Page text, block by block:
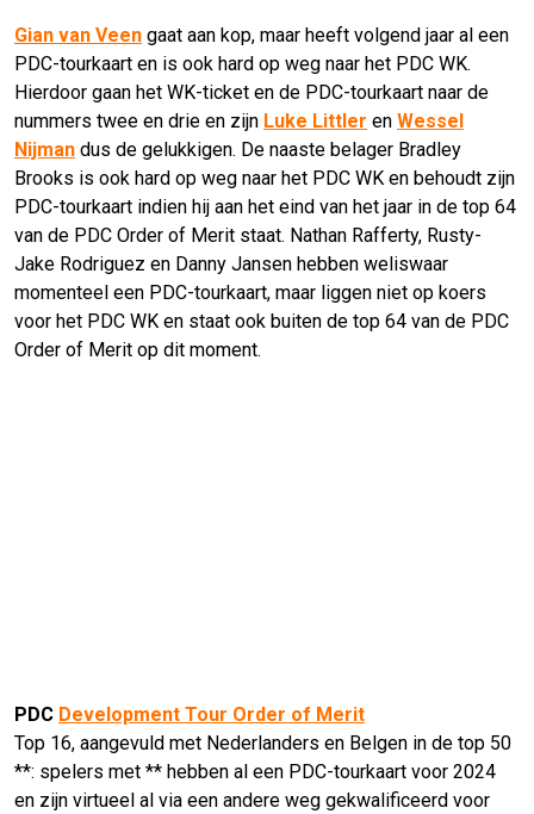
Gian van Veen gaat aan kop, maar heeft volgend jaar al een
PDC-tourkaart en is ook hard op weg naar het PDC WK.
Hierdoor gaan het WK-ticket en de PDC-tourkaart naar de
nummers twee en drie en zijn Luke Littler en Wessel
Nijman dus de gelukkigen. De naaste belager Bradley
Brooks is ook hard op weg naar het PDC WK en behoudt zijn
PDC-tourkaart indien hij aan het eind van het jaar in de top 64
van de PDC Order of Merit staat. Nathan Rafferty, Rusty-
Jake Rodriguez en Danny Jansen hebben weliswaar
momenteel een PDC-tourkaart, maar liggen niet op koers
voor het PDC WK en staat ook buiten de top 64 van de PDC
Order of Merit op dit moment.
PDC Development Tour Order of Merit
Top 16, aangevuld met Nederlanders en Belgen in de top 50
**: spelers met ** hebben al een PDC-tourkaart voor 2024
en zijn virtueel al via een andere weg gekwalificeerd voor